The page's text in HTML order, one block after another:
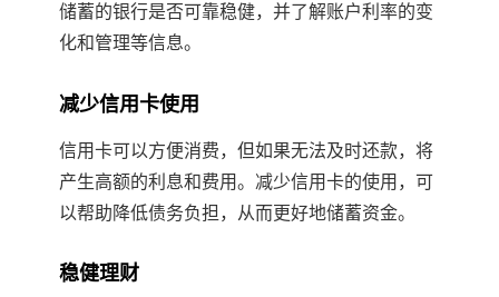
储蓄的银行是否可靠稳健，并了解账户利率的变
化和管理等信息。
减少信用卡使用
信用卡可以方便消费，但如果无法及时还款，将
产生高额的利息和费用。减少信用卡的使用，可
以帮助降低债务负担，从而更好地储蓄资金。
稳健理财